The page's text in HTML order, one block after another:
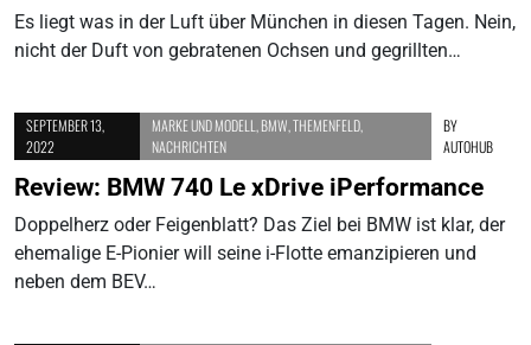
Es liegt was in der Luft über München in diesen Tagen. Nein,
nicht der Duft von gebratenen Ochsen und gegrillten…
SEPTEMBER 13,
2022
MARKE UND MODELL BMW THEMENFELD,
NACHRICHTEN
BY
AUTOHUB
Review: BMW 740 Le xDrive iPerformance
Doppelherz oder Feigenblatt? Das Ziel bei BMW ist klar, der
ehemalige E-Pionier will seine i-Flotte emanzipieren und
neben dem BEV…